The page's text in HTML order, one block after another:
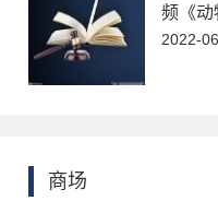
频《动
播破纪
2022-
商场